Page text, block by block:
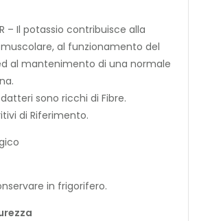
– Il potassio contribuisce alla
al funzionamento del
al mantenimento di una normale
datteri sono ricchi di Fibre.
di Riferimento.
in frigorifero.